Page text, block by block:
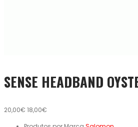
SENSE HEADBAND
20,00€ 18,00€